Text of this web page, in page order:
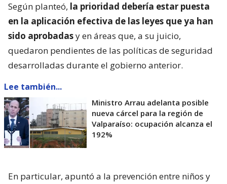
Según planteó, la prioridad debería estar puesta
en la aplicación efectiva de las leyes que ya han
sido aprobadasy en áreas que, a su juicio,
quedaron pendientes de las políticas de seguridad
desarrolladas durante el gobierno anterior.
Lee también...
Ministro Arrau adelanta posible
nueva cárcel para la región de
Valparaíso: ocupación alcanza el
192%
En particular, apuntó a la prevención entre niños y